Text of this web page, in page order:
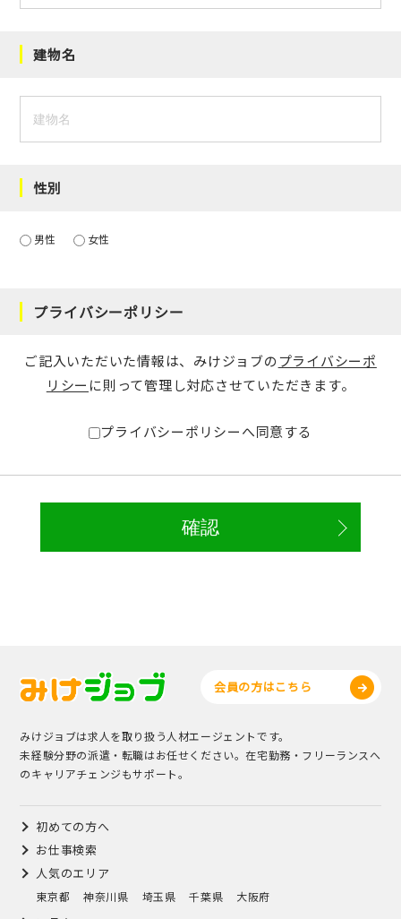
建物名
性別
男性 女性
プライバシーポリシー
ご記入いただいた情報は、みけジョブのプライバシーポ
リシー に則って管理し対応させていただきます。
プライバシーポリシーへ同意する
会員の方はこちら
みけジョブは求人を取り扱う人材エージェントです。
未経験分野の派遣・転職はお任せください。在宅勤務・フリーランスへ
のキャリアチェンジもサポート。
初めての方へ
お仕事検索
人気のエリア
東京都 神奈川県 埼玉県 千葉県 大阪府